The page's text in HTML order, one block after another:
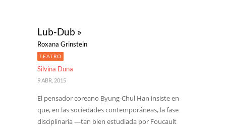
Lub-Dub »
Roxana Grinstein
TEATRO
Silvina Duna
9 ABR, 2015
El pensador coreano Byung-Chul Han insiste en
que, en las sociedades contemporáneas, la fase
disciplinaria —tan bien estudiada por Foucault